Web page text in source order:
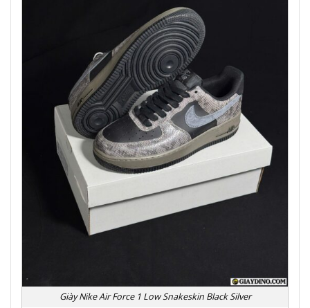
Giày Nike Air Force 1 Low Snakeskin Black Silver